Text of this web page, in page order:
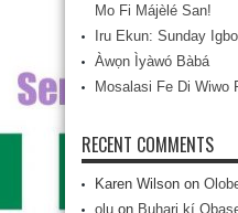
Mo Fi Májèlé San!
Iru Ekun: Sunday
Àwọn Ìyàwó Bàbá
Mosalasi Fe Di Wiwo
RECENT COMMENTS
Karen Wilson on
olu on Buhari kí